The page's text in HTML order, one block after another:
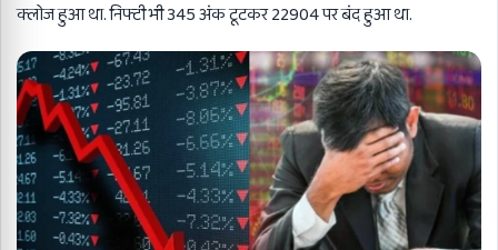
क्लोज हुआ था. निफ्टी भी 345 अंक टूटकर 22904 पर बंद हुआ था.